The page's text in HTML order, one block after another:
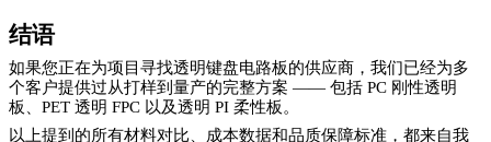
结语
如果您正在为项目寻找透明键盘电路板的供应商，我们已经为多
个客户提供过从打样到量产的完整方案 —— 包括 PC 刚性透明
板、PET 透明 FPC 以及透明 PI 柔性板。
以上提到的所有材料对比、成本数据和品质保障标准，都来自我